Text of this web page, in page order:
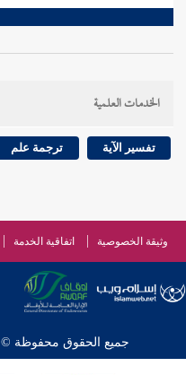
الخدمات العلمية
تفسير الآية ترجمة علم
وثيقة الخصوصية اتفاقية الخدمة
جميع الحقوق محفوظة © 2026 - 1998 لشبكة إسلام ويب